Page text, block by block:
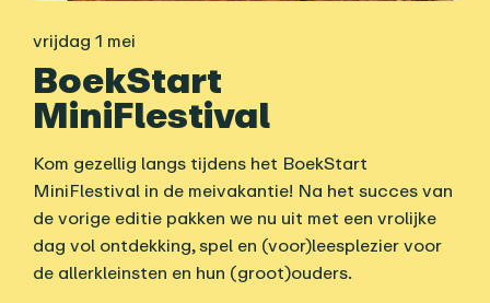
vrijdag 1 mei
BoekStart
MiniFlestival
Kom gezellig langs tijdens het BoekStart
MiniFlestival in de meivakantie! Na het succes van
de vorige editie pakken we nu uit met een vrolijke
dag vol ontdekking, spel en (voor)leesplezier voor
de allerkleinsten en hun (groot)ouders.